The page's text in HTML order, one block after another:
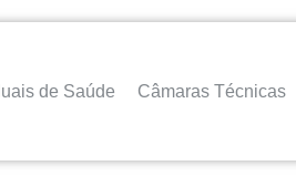
de Saúde Câmaras Técnicas